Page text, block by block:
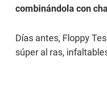
combinándola con
Días antes, Floppy
súper al ras,